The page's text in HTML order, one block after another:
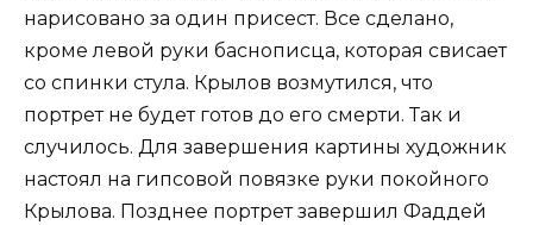
нарисовано за один присест. Все сделано,
кроме левой руки баснописца, которая свисает
со спинки стула. Крылов возмутился, что
портрет не будет готов до его смерти. Так и
случилось. Для завершения картины художник
настоял на гипсовой повязке руки покойного
Крылова. Позднее портрет завершил Фаддей